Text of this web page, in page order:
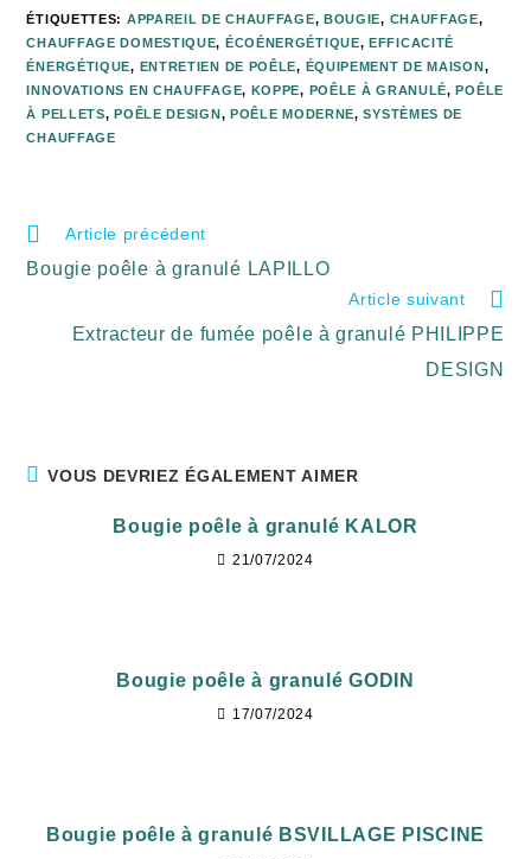
ÉTIQUETTES: APPAREIL DE CHAUFFAGE, BOUGIE, CHAUFFAGE,
CHAUFFAGE DOMESTIQUE, ÉCOÉNERGÉTIQUE, EFFICACITÉ
ÉNERGÉTIQUE, ENTRETIEN DE POÊLE, ÉQUIPEMENT DE MAISON,
INNOVATIONS EN CHAUFFAGE, KOPPE, POÊLE À GRANULÉ, POÊLE
À PELLETS, POÊLE DESIGN, POÊLE MODERNE, SYSTÈMES DE
CHAUFFAGE
Article précédent
Bougie poêle à granulé LAPILLO
Article suivant
Extracteur de fumée poêle à granulé PHILIPPE
DESIGN
VOUS DEVRIEZ ÉGALEMENT AIMER
Bougie poêle à granulé KALOR
21/07/2024
Bougie poêle à granulé GODIN
17/07/2024
Bougie poêle à granulé BSVILLAGE PISCINE